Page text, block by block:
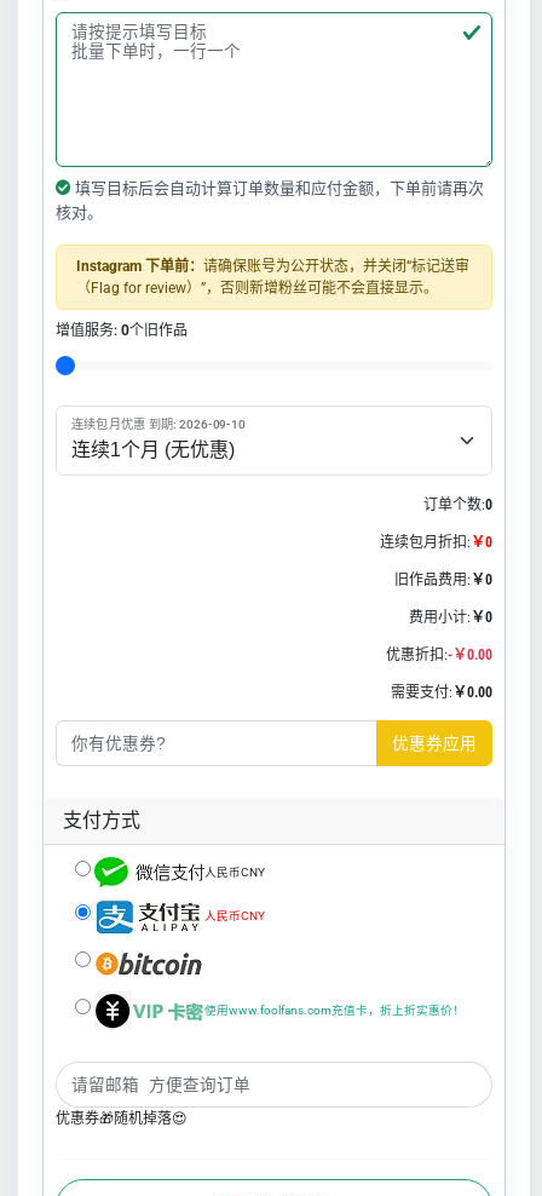
填写目标后会自动计算订单数量和应付金额，下单前请再次
核对。
Instagram 下单前： 请确保账号为公开状态，并关闭“标记送审
（Flag for review）”，否则新增粉丝可能不会直接显示。
增值服务: 0个旧作品
连续包月优惠 到期: 2026-09-10
订单个数:0
连续包月折扣: ￥0
旧作品费用: ￥0
费用小计: ￥0
优惠折扣:-￥0.00
需要支付: ￥0.00
优惠券应用
支付方式
人民币CNY
人民币CNY
使用www.foolfans.com充值卡，折上折实惠价！
优惠券🎁随机掉落😍